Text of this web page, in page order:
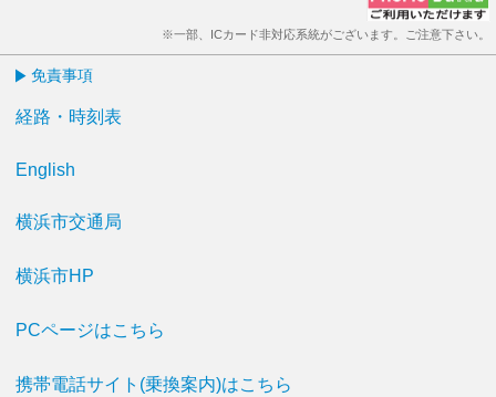
※一部、ICカード非対応系統がございます。ご注意下さい。
免責事項
経路・時刻表
English
横浜市交通局
横浜市HP
PCページはこちら
携帯電話サイト(乗換案内)はこちら